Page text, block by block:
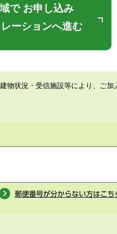
で お申し込み
ーションへ進む
物状況・受信施設等により、ご加
郵便番号が分からない方はこち